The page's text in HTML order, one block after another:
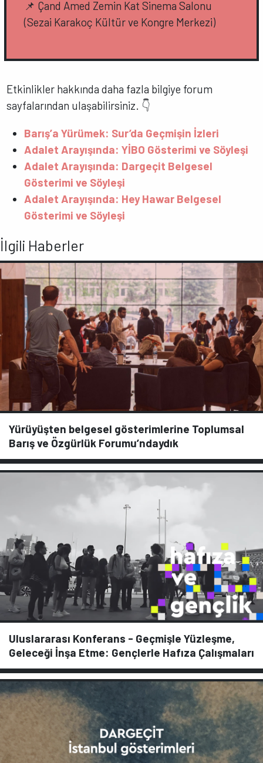
📌 Çand Amed Zemin Kat Sinema Salonu
(Sezai Karakoç Kültür ve Kongre Merkezi)
Etkinlikler hakkında daha fazla bilgiye forum
sayfalarından ulaşabilirsiniz. 👇
Barış’a Yürümek: Sur’da Geçmişin İzleri
Adalet Arayışında: YİBO Gösterimi ve Söyleşi
Adalet Arayışında: Dargeçit Belgesel
Gösterimi ve Söyleşi
Adalet Arayışında: Hey Hawar Belgesel
Gösterimi ve Söyleşi
İlgili Haberler
Yürüyüşten belgesel gösterimlerine Toplumsal
Barış ve Özgürlük Forumu’ndaydık
Uluslararası Konferans - Geçmişle Yüzleşme,
Geleceği İnşa Etme: Gençlerle Hafıza Çalışmaları